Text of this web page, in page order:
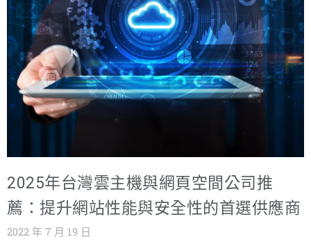
2025年台灣雲主機與網頁空間公司推
薦：提升網站性能與安全性的首選供應商
2022 年 7 月 19 日